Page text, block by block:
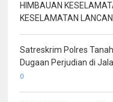
HIMBAUAN
KESELAMATAN
Satreskrim Polres
Dugaan Perjudian di
0